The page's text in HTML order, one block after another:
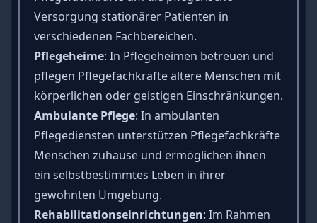
Versorgung stationärer Patienten in
verschiedenen Fachbereichen.
Pflegeheime: In Pflegeheimen betreuen und
pflegen Pflegefachkräfte ältere Menschen mit
körperlichen oder geistigen Einschränkungen.
Ambulante Pflege: In ambulanten
Pflegediensten unterstützen Pflegefachkräfte
Menschen zuhause und ermöglichen ihnen
ein selbstbestimmtes Leben in ihrer
gewohnten Umgebung.
Rehabilitationseinrichtungen: Im Rahmen